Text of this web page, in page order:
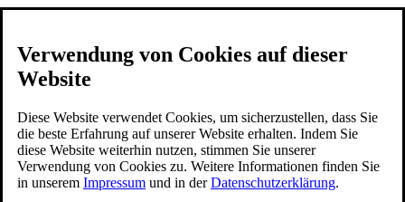
Verwendung von Cookies auf dieser
Website
Diese Website verwendet Cookies, um sicherzustellen, dass Sie
die beste Erfahrung auf unserer Website erhalten. Indem Sie
diese Website weiterhin nutzen, stimmen Sie unserer
Verwendung von Cookies zu. Weitere Informationen finden Sie
in unserem Impressum und in derDatenschutzerklärung.
Kontakt
Deutsch
Suche
Suche